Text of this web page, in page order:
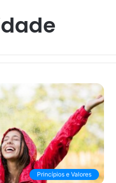
Princípios e Valores